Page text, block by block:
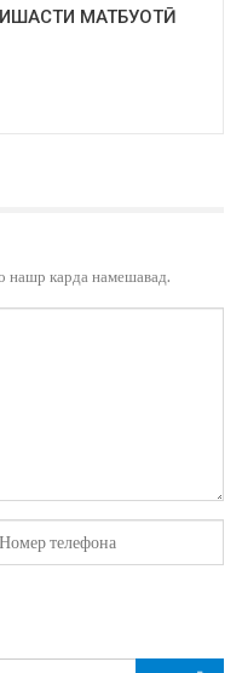
МАТБУОТӢ
нашр карда намешавад.